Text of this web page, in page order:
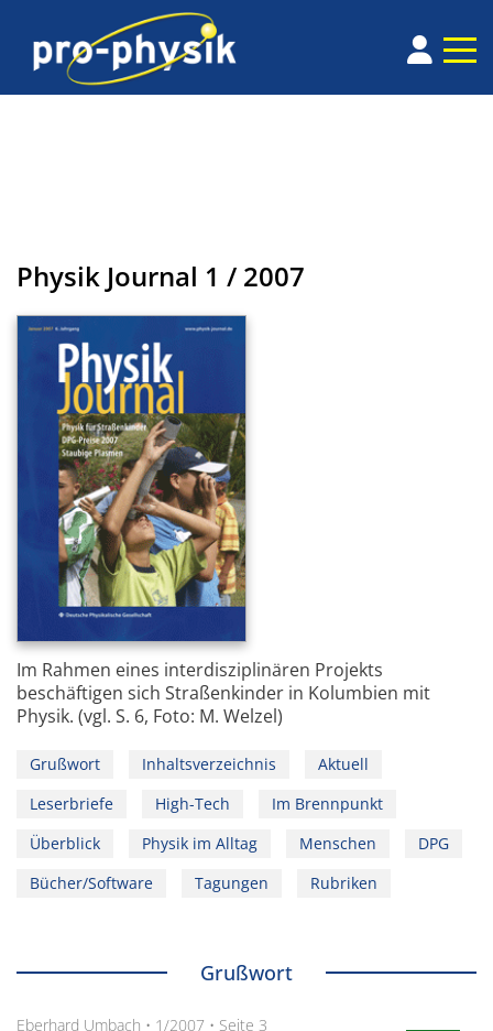
Physik Journal 1 / 2007
Im Rahmen eines interdisziplinären Projekts
beschäftigen sich Straßenkinder in Kolumbien mit
Physik. (vgl. S. 6, Foto: M. Welzel)
Grußwort Inhaltsverzeichnis
Aktuell
Leserbriefe
High-Tech
Im Brennpunkt
Überblick
Physik im Alltag Menschen
DPG
Bücher/Software
Tagungen Rubriken
Grußwort
Eberhard Umbach • 1/2007 • Seite 3